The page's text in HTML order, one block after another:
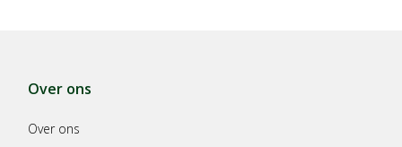
Over ons
Over ons